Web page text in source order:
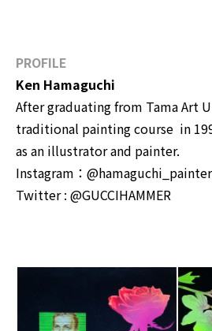
PROFILE
Ken Hamaguchi
After graduating from Tama Art
traditional painting course in
as an illustrator and painter.
Instagram：
Twitter : @GUCCIHAMMER